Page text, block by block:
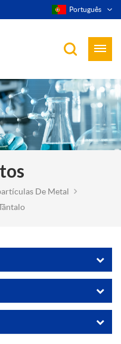
Português
De Metal